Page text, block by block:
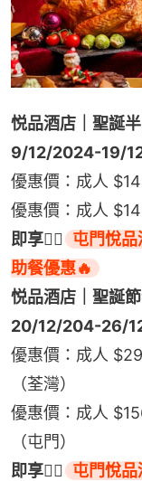
悦品酒店｜聖誕
9/12/2024-19/
優惠價：成人
優惠價：成人
即享👉🏻
屯門悅品
助餐優惠🔥
悦品酒店｜聖誕
20/12/204-26/
優惠價：成人
（荃灣）
優惠價：成人
（屯門）
即享👉🏻
屯門悅品